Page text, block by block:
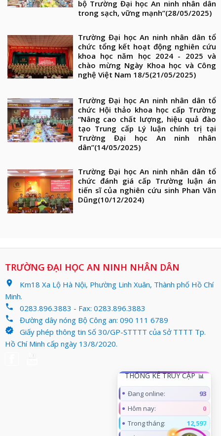
bộ Trường Đại học An ninh nhân dân
trong sạch, vững mạnh”(28/05/2025)
Trường Đại học An ninh nhân dân tổ
chức tổng kết hoạt động nghiên cứu
khoa học năm học 2024 - 2025 và
chào mừng Ngày Khoa học và Công
nghệ Việt Nam 18/5(21/05/2025)
Trường Đại học An ninh nhân dân tổ
chức Hội thảo khoa học cấp Trường
“Nâng cao chất lượng, hiệu quả đào
tạo Trung cấp Lý luận chính trị tại
Trường Đại học An ninh nhân
dân”(14/05/2025)
Trường Đại học An ninh nhân dân tổ
chức đánh giá cấp Trường luận án
tiến sĩ của nghiên cứu sinh Phan Văn
Dũng(10/12/2024)
TRƯỜNG ĐẠI HỌC AN NINH NHÂN DÂN
location_on
Km18 Xa Lộ Hà Nội, Phường Linh Xuân, Thành phố Hồ Chí
Minh.
phone 0283.896.3883 - Fax: 0283.896.3883
phone Đường dây nóng Bộ Công an: 090 111 6789
verified
Giấy phép thông tin Số 30/GP-STTTT của Sở TTTT Tp.
Hồ Chí Minh cấp ngày 13/8/2020.
THỐNG KÊ TRUY CẬP
Đang online:
93
Hôm nay:
0
Trong tháng:
12,597